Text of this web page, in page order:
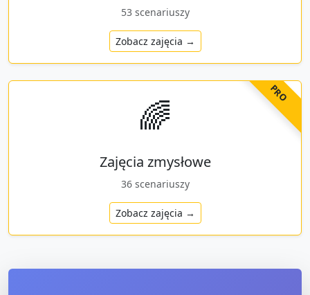
53 scenariuszy
Zobacz zajęcia →
PRO
🌈
Zajęcia zmysłowe
36scenariuszy
Zobacz zajęcia →